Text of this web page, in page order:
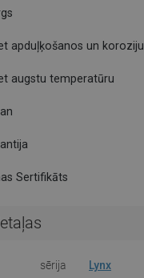
apduļķošanos un koroziju
augstu temperatūru
Sertifikāts
sērija Lynx